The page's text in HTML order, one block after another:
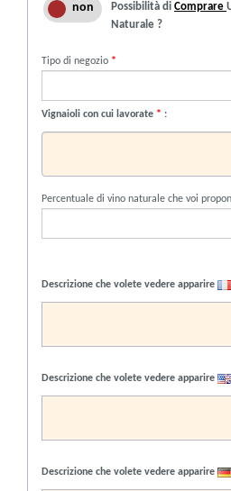
Possibilità di Comprare
Naturale ?
Tipo di negozio *
Vignaioli con cui lavorate * :
Percentuale di vino naturale che voi
Descrizione che volete vedere apparire
Descrizione che volete vedere apparire
Descrizione che volete vedere apparire